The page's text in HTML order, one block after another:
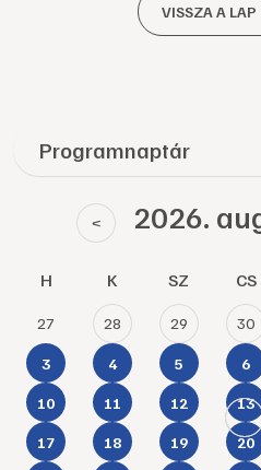
VISSZA A LAP
Programnaptár
< 2026.
H K SZ CS
27 28 29 30
3 4 5 6
10 11 12 13
17 18 19 20